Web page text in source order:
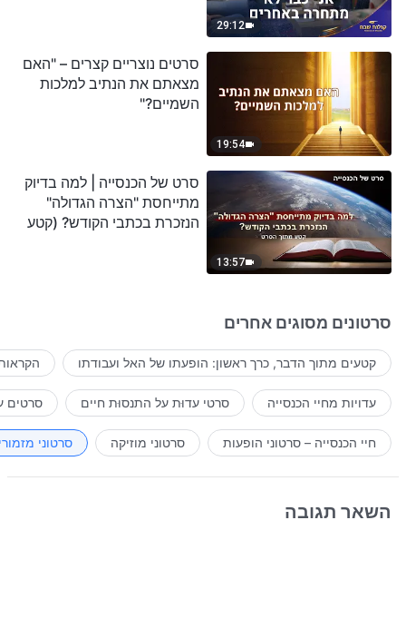
29:12
19:54
סרטים נוצריים קצרים – "האם
מצאתם את הנתיב למלכות
השמיים?"
13:57
סרט של הכנסייה | למה בדיוק
מתייחסת "הצרה הגדולה"
הנזכרת בכתבי הקודש? (קטע
סרטונים מסוגים אחרים
קטעים מתוך הדבר, כרך ראשון: הופעתו של האל ועבודתו
עדויות מחיי הכנסייה סרטי עדוּת על התנסוּת חיים סרטים
חיי הכנסייה – סרטוני הופעות סרטוני מוזיקה סרטוני
השאר תגובה